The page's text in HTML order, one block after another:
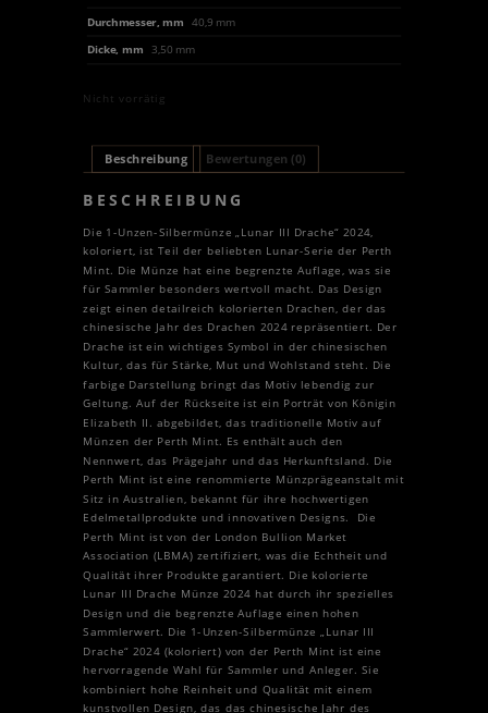
Durchmesser, mm
40,9 mm
Dicke, mm
3,50 mm
Nicht vorrätig
Beschreibung Bewertungen (0)
BESCHREIBUNG
Die 1-Unzen-Silbermünze „Lunar III Drache“ 2024,
koloriert, ist Teil der beliebten Lunar-Serie der Perth
Mint. Die Münze hat eine begrenzte Auflage, was sie
für Sammler besonders wertvoll macht. Das Design
zeigt einen detailreich kolorierten Drachen, der das
chinesische Jahr des Drachen 2024 repräsentiert. Der
Drache ist ein wichtiges Symbol in der chinesischen
Kultur, das für Stärke, Mut und Wohlstand steht. Die
farbige Darstellung bringt das Motiv lebendig zur
Geltung. Auf der Rückseite ist ein Porträt von Königin
Elizabeth II. abgebildet, das traditionelle Motiv auf
Münzen der Perth Mint. Es enthält auch den
Nennwert, das Prägejahr und das Herkunftsland. Die
Perth Mint ist eine renommierte Münzprägeanstalt mit
Sitz in Australien, bekannt für ihre hochwertigen
Edelmetallprodukte und innovativen Designs. Die
Perth Mint ist von der London Bullion Market
Association (LBMA) zertifiziert, was die Echtheit und
Qualität ihrer Produkte garantiert. Die kolorierte
Lunar III Drache Münze 2024 hat durch ihr spezielles
Design und die begrenzte Auflage einen hohen
Sammlerwert. Die 1-Unzen-Silbermünze „Lunar III
Drache“ 2024 (koloriert) von der Perth Mint ist eine
hervorragende Wahl für Sammler und Anleger. Sie
kombiniert hohe Reinheit und Qualität mit einem
kunstvollen Design, das das chinesische Jahr des